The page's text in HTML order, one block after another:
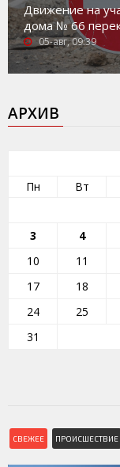
Движение на
дома № 66
05-авг, 09:39
АРХИВ
Пн
Вт
3
4
10
11
17
18
24
25
31
СВЕЖЕЕ ПРОИСШЕСТВИЕ